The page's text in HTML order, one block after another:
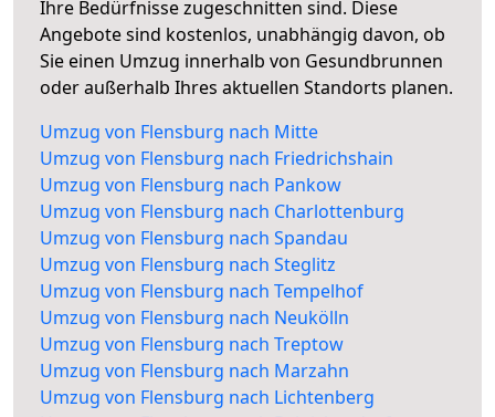
Ihre Bedürfnisse zugeschnitten sind. Diese
Angebote sind kostenlos, unabhängig davon, ob
Sie einen Umzug innerhalb von Gesundbrunnen
oder außerhalb Ihres aktuellen Standorts planen.
Umzug von Flensburg nach Mitte
Umzug von Flensburg nach Friedrichshain
Umzug von Flensburg nach Pankow
Umzug von Flensburg nach Charlottenburg
Umzug von Flensburg nach Spandau
Umzug von Flensburg nach Steglitz
Umzug von Flensburg nach Tempelhof
Umzug von Flensburg nach Neukölln
Umzug von Flensburg nach Treptow
Umzug von Flensburg nach Marzahn
Umzug von Flensburg nach Lichtenberg